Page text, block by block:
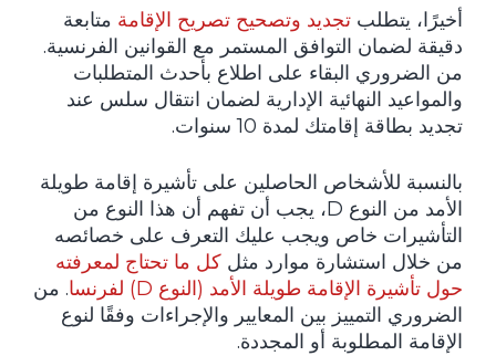
أخيرًا، يتطلب تجديد وتصحيح تصريح الإقامة متابعة
دقيقة لضمان التوافق المستمر مع القوانين الفرنسية.
من الضروري البقاء على اطلاع بأحدث المتطلبات
والمواعيد النهائية الإدارية لضمان انتقال سلس عند
تجديد بطاقة إقامتك لمدة 10 سنوات.
بالنسبة للأشخاص الحاصلين على تأشيرة إقامة طويلة
الأمد من النوع D، يجب أن تفهم أن هذا النوع من
التأشيرات خاص ويجب عليك التعرف على خصائصه
من خلال استشارة موارد مثل كل ما تحتاج لمعرفته
حول تأشيرة الإقامة طويلة الأمد (النوع D) لفرنسا
. من
الضروري التمييز بين المعايير والإجراءات وفقًا لنوع
الإقامة المطلوبة أو المجددة.